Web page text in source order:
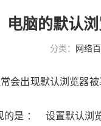
电脑的默认
分类： 网络
会出现默认浏览器
的是 ： 设置默认浏